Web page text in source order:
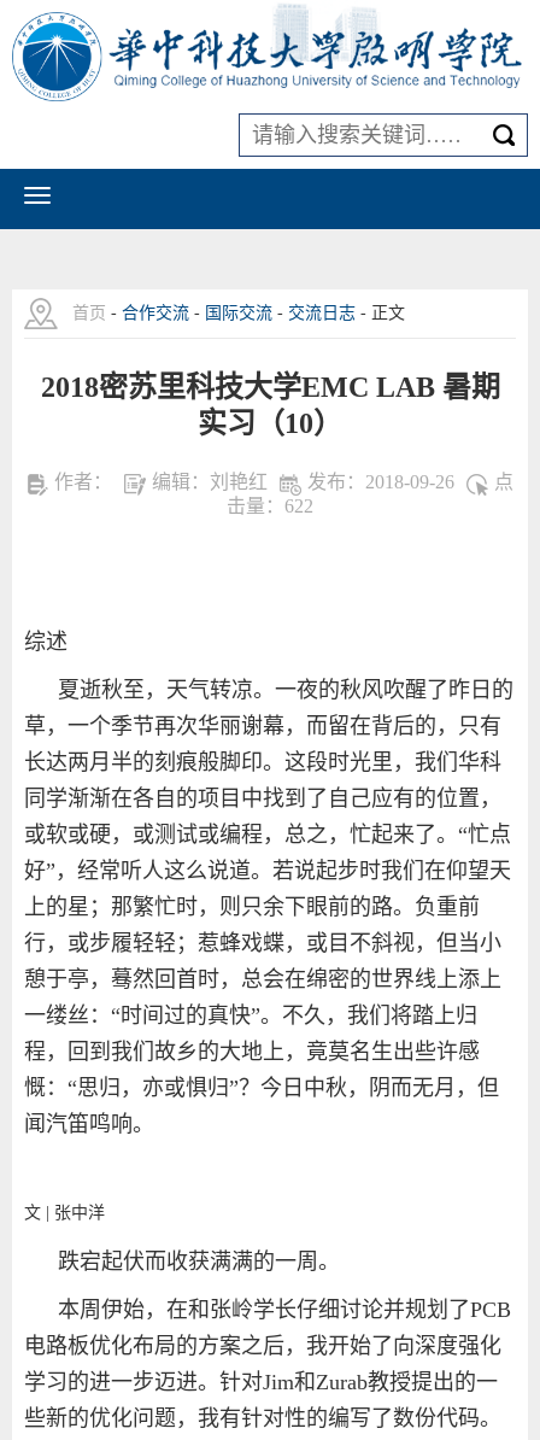
首页 - 合作交流 - 国际交流 - 交流日志 - 正文
2018密苏里科技大学EMC LAB 暑期
实习（10）
作者： 编辑：刘艳红 发布：2018-09-26
点
击量： 622
综述
夏逝秋至，天气转凉。一夜的秋风吹醒了昨日的
草，一个季节再次华丽谢幕，而留在背后的，只有
长达两月半的刻痕般脚印。这段时光里，我们华科
同学渐渐在各自的项目中找到了自己应有的位置，
或软或硬，或测试或编程，总之，忙起来了。“忙点
好”，经常听人这么说道。若说起步时我们在仰望天
上的星；那繁忙时，则只余下眼前的路。负重前
行，或步履轻轻；惹蜂戏蝶，或目不斜视，但当小
憩于亭，蓦然回首时，总会在绵密的世界线上添上
一缕丝：“时间过的真快”。不久，我们将踏上归
程，回到我们故乡的大地上，竟莫名生出些许感
慨：“思归，亦或惧归”？今日中秋，阴而无月，但
闻汽笛鸣响。
文 | 张中洋
跌宕起伏而收获满满的一周。
本周伊始，在和张岭学长仔细讨论并规划了PCB
电路板优化布局的方案之后，我开始了向深度强化
学习的进一步迈进。针对Jim和 Zurab教授提出的一
些新的优化问题，我有针对性的编写了数份代码。